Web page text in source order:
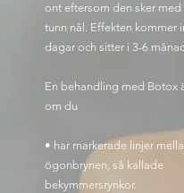
ont eftersom den sker med
tunn nål. Effekten kommer
dagar och sitter i 3-6
En behandling med Botox
om du
• har markerade linjer
ögonbrynen, så kallade
bekymmersrynkor.